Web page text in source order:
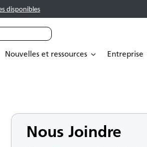
disponibles
Nouvelles et ressources Entreprise
Nous Joindre